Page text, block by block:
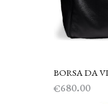
BORSA DA
€680.00